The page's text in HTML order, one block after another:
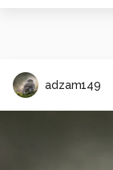
adzam149